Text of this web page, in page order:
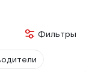
Фильтры